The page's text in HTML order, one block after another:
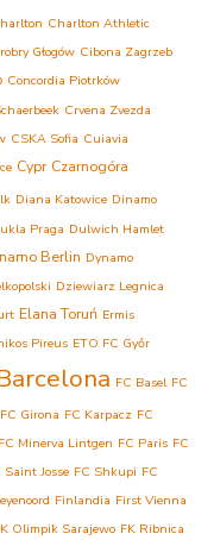
Charlton Athletic
Głogów Cibona Zagrzeb
Concordia Piotrków
Crvena Zvezda
CSKA Sofia Cuiavia
Cypr Czarnogóra
Diana Katowice Dinamo
Praga Dulwich Hamlet
Berlin Dynamo
Dziewiarz Legnica
Elana Toruń Ermis
Pireus ETO FC Győr
FC Basel FC
FC Girona FC Karpacz FC
FC Minerva Lintgen FC Paris FC
Saint Josse FC Shkupi FC
Finlandia First Vienna
Olimpik Sarajewo FK Ribnica